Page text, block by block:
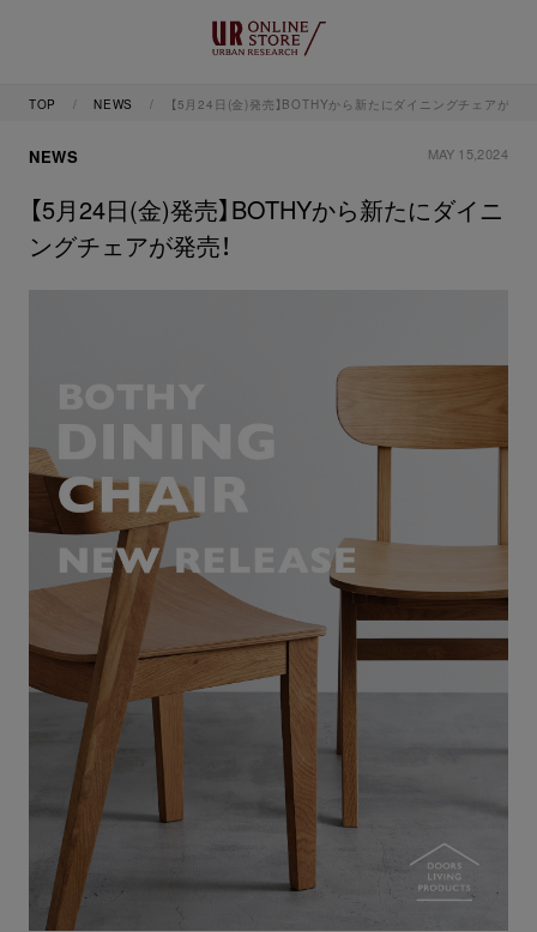
TOP NEWS 【5月24日(金)発売】BOTHYから新たにダイニングチェアが発売
NEWS MAY 15,2024
【5月24日(金)発売】BOTHYから新たにダイニ
ングチェアが発売！